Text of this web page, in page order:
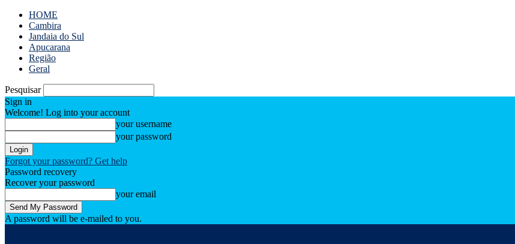
HOME
Cambira
Jandaia do Sul
Apucarana
Região
Geral
Pesquisar
Sign in
Welcome! Log into your account
your username
your password
Forgot your password? Get help
Password recovery
Recover your password
your email
A password will be e-mailed to you.